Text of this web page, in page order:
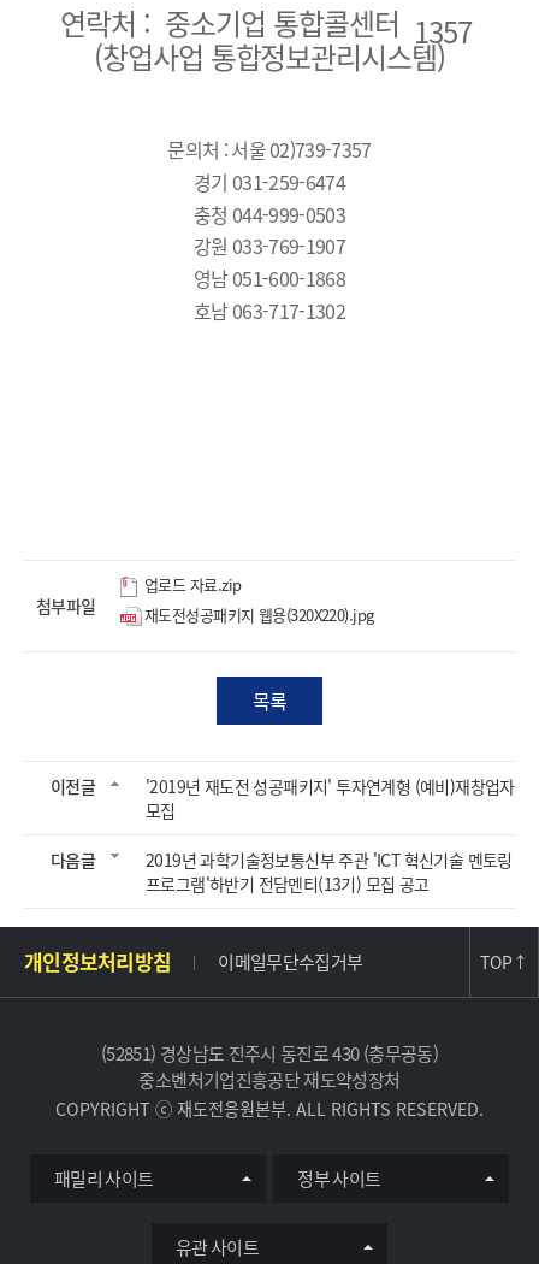
연락처 : ​ 중소기업 통합콜센터 1357
(창업사업 통합정보관리시스템)
문의처 : 서울 02)739-7357
경기 031-259-6474
충청 044-999-0503
강원 033-769-1907
영남 051-600-1868
호남 063-717-1302
첨부파일
업로드 자료.zip
재도전성공패키지 웹용(320X220).jpg
목록
이전글
'2019년 재도전 성공패키지' 투자연계형 (예비)재창업자
모집
다음글
2019년 과학기술정보통신부 주관 'ICT 혁신기술 멘토링
프로그램'하반기 전담멘티(13기) 모집 공고
및
개인정보처리방침 이메일무단수집거부 TOP ↑
(52851) 경상남도 진주시 동진로 430 (충무공동)
중소벤처기업진흥공단 재도약성장처
COPYRIGHT ⓒ 재도전응원본부. ALL RIGHTS RESERVED.
패밀리 사이트 정부 사이트
유관 사이트